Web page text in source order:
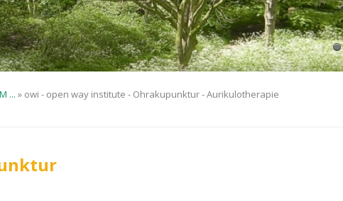
... » owi - open way institute - Ohrakupunktur - Aurikulotherapie